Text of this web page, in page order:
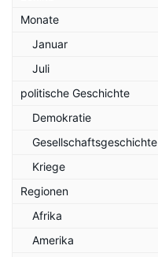
Monate
Januar
Juli
politische Geschichte
Demokratie
Gesellschaftsgeschichte
Kriege
Regionen
Afrika
Amerika